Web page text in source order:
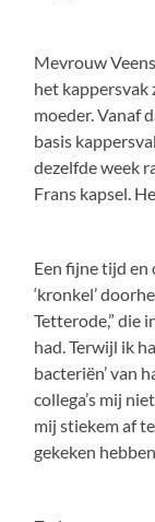
Mevrouw
het kappersvak
moeder. Vanaf
basis
dezelfde week
Frans kapsel.
Een fijne tijd en
‘kronkel’
Tetterode,” die
had. Terwijl ik
bacteriën’ van
collega’s mij
mij stiekem af
gekeken